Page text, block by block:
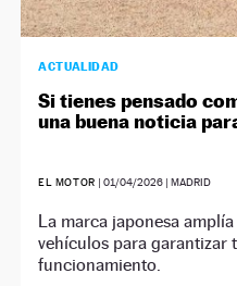
ACTUALIDAD
Si tienes pensado
una buena noticia
EL MOTOR | 01/04/2026| MADRID
La marca japonesa
vehículos para garantizar
funcionamiento.